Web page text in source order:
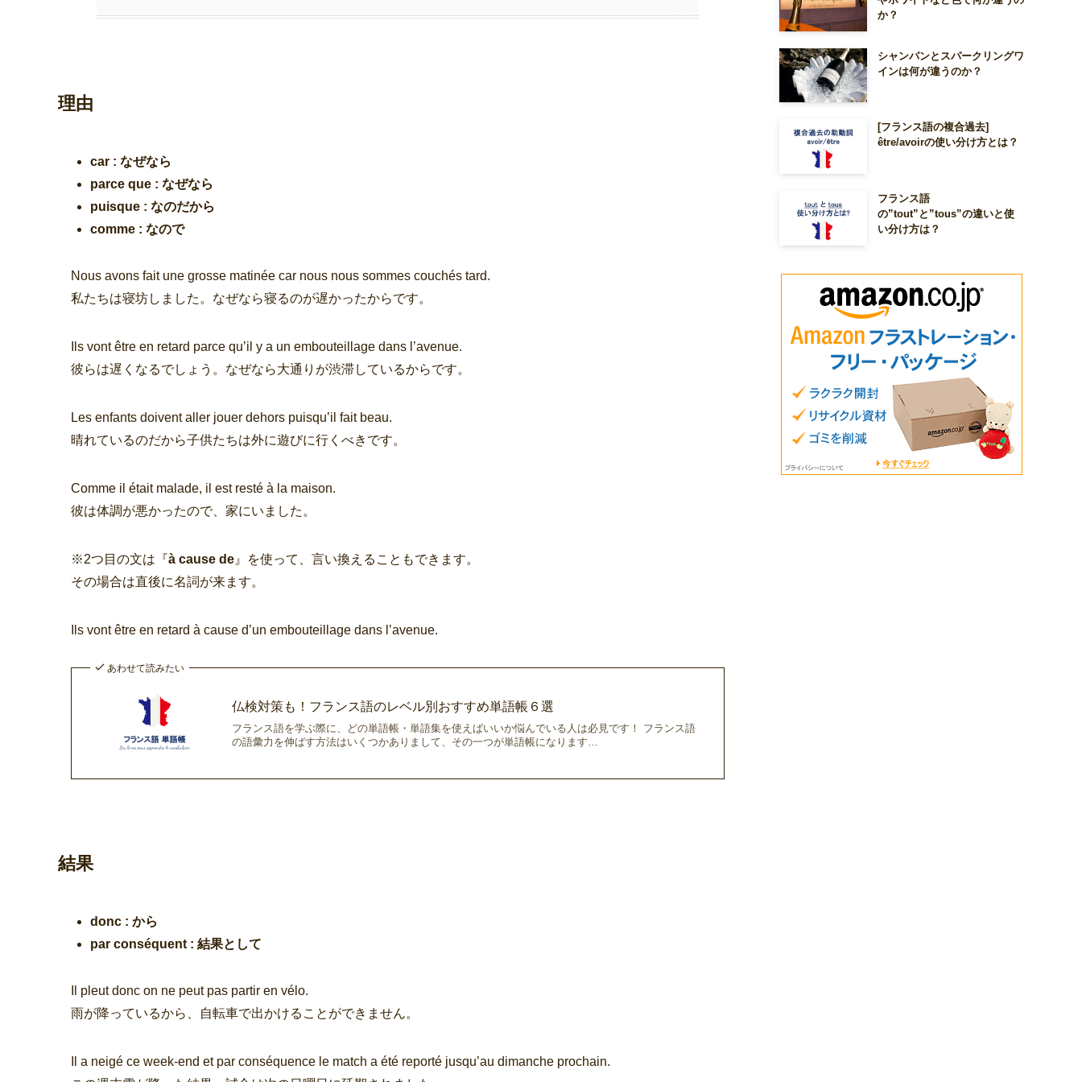
理由
car : なぜなら
parce que : なぜなら
puisque : なのだから
comme : なので
Nous avons fait une grosse matinée car nous nous sommes couchés tard.
私たちは寝坊しました。なぜなら寝るのが遅かったからです。
Ils vont être en retard parce qu’il y a un embouteillage dans l’avenue.
彼らは遅くなるでしょう。なぜなら大通りが渋滞しているからです。
Les enfants doivent aller jouer dehors puisqu’il fait beau.
晴れているのだから子供たちは外に遊びに行くべきです。
Comme il était malade, il est resté à la maison.
彼は体調が悪かったので、家にいました。
※2つ目の文は『à cause de 』を使って、言い換えることもできます。
その場合は直後に名詞が来ます。
Ils vont être en retard à cause d’un embouteillage dans l’avenue.
あわせて読みたい
仏検対策も！フランス語のレベル別おすすめ単語帳６選
フランス語を学ぶ際に、どの単語帳・単語集を使えばいいか悩んでいる人は必見です！ フランス語
の語彙力を伸ばす方法はいくつかありまして、その一つが単語帳になります…
結果
donc : から
par conséquent : 結果として
Il pleut donc on ne peut pas partir en vélo.
雨が降っているから、自転車で出かけることができません。
Il a neigé ce week-end et par conséquence le match a été reporté jusqu’au dimanche prochain.
か？
シャンパンとスパークリングワ
インは何が違うのか？
[フランス語の複合過去]
être/avoirの使い分け方とは？
フランス語
の”tout”と”tous”の違いと使
い分け方は？